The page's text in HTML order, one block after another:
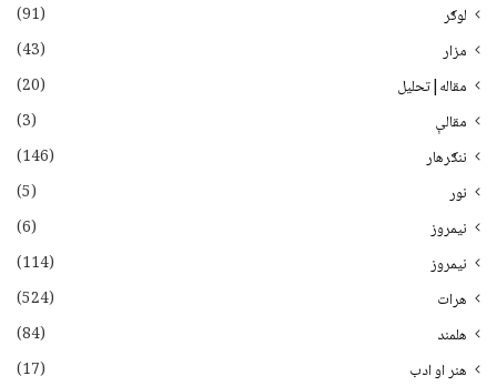
لوګر
(91)
مزار
(43)
مقاله|تحلیل
(20)
مقالې
(3)
ننګرهار
(146)
نور
(5)
نيمروز
(6)
نیمروز
(114)
هرات
(524)
هلمند
(84)
هنر او ادب
(17)